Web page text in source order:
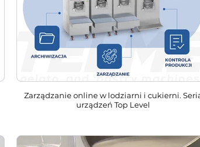
Zarządzanie online w lodziarni i cukierni.
urządzeń Top Level